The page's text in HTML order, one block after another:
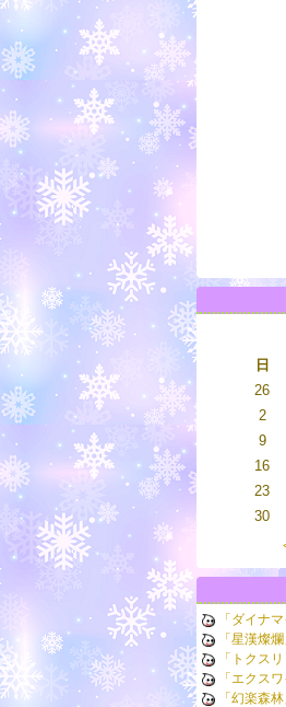
日
26
2
9
16
23
30
「ダイナ
「星漢燦
「トクス
「エクス
「幻楽森